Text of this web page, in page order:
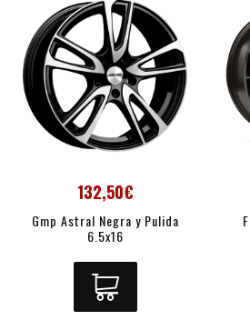
132,50€
Gmp Astral Negra y Pulida
6.5x16